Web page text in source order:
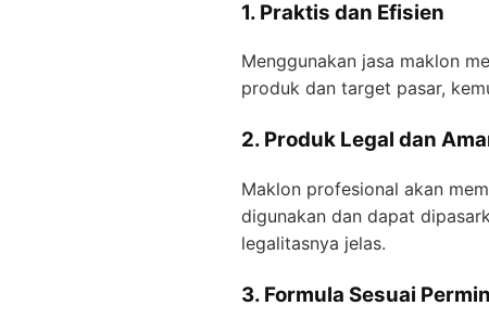
1. Praktis dan Efisien
Menggunakan jasa maklon
produk dan target pasar,
2. Produk Legal dan
Maklon profesional akan
digunakan dan dapat
legalitasnya jelas.
3. Formula Sesuai